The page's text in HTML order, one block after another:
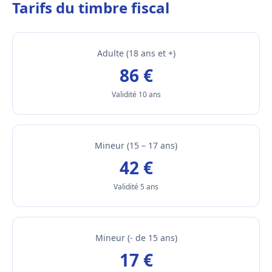
Tarifs du timbre fiscal
Adulte (18 ans et +)
86 €
Validité 10 ans
Mineur (15 – 17 ans)
42 €
Validité 5 ans
Mineur (- de 15 ans)
17 €